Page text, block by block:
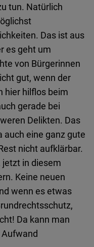
tun. Natürlich
Das ist aus
es geht um
von Bürgerinnen
gut, wenn der
hier hilflos beim
gerade bei
Delikten. Das
auch eine ganz gute
nicht aufklärbar.
in diesem
Keine neuen
wenn es etwas
Da kann man